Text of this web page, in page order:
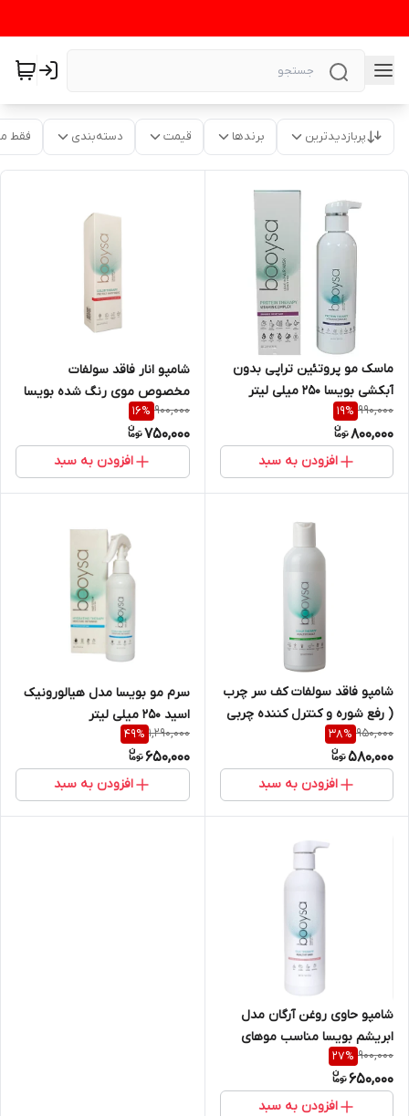
پربازدیدترین برندها قیمت دسته‌بندی فقط
ماسک مو پروتئین تراپی بدون
آبکشی بویسا 250 میلی لیتر
990,000
19%
800,000
افزودن به سبد
شامپو انار فاقد سولفات
مخصوص موی رنگ شده بویسا
900,000
16%
750,000
افزودن به سبد
شامپو فاقد سولفات کف سر چرب
( رفع شوره و کنترل کننده چربی
) بویسا حجم ۲۵۰ میل
950,000
38%
580,000
افزودن به سبد
سرم مو بویسا مدل هیالورونیک
اسید ۲۵۰ میلی لیتر
1,290,000
49%
650,000
افزودن به سبد
شامپو حاوی روغن آرگان مدل
ابریشم بویسا مناسب موهای
دارای موخوره حجم ۲۵۰ میل
900,000
27%
650,000
افزودن به سبد